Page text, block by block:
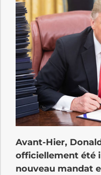
Avant-Hier,
officiellement été
nouveau mandat